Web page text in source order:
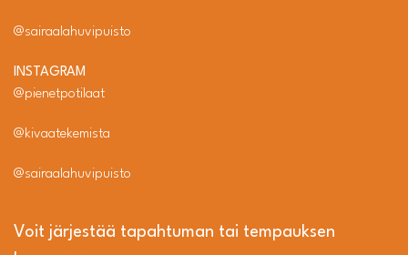
@sairaalahuvipuisto
INSTAGRAM
@pienetpotilaat
@kivaatekemista
@sairaalahuvipuisto
Voit järjestää tapahtuman tai tempauksen